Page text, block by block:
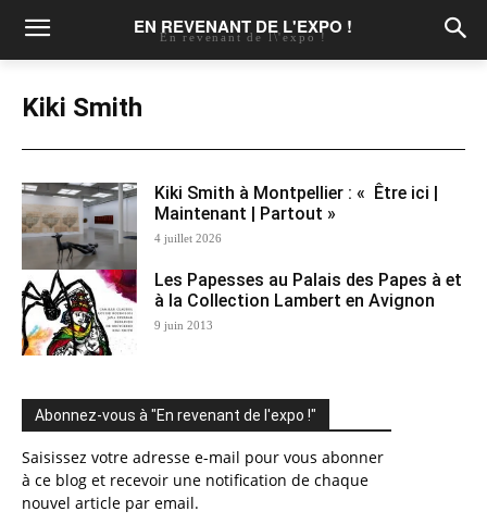
EN REVENANT DE L'EXPO !
En revenant de l\'expo !
Kiki Smith
Kiki Smith à Montpellier : « Être ici |
Maintenant | Partout »
4 juillet 2026
Les Papesses au Palais des Papes à et
à la Collection Lambert en Avignon
9 juin 2013
Abonnez-vous à "En revenant de l'expo !"
Saisissez votre adresse e-mail pour vous abonner
à ce blog et recevoir une notification de chaque
nouvel article par email.